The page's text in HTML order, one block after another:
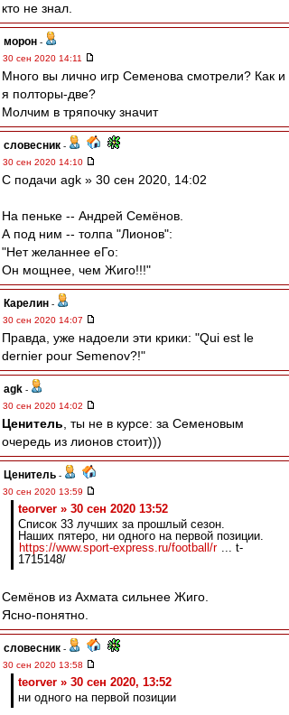
кто не знал.
морон -
30 сен 2020 14:11
Много вы лично игр Семенова смотрели? Как и
я полторы-две?
Молчим в тряпочку значит
словесник -
30 сен 2020 14:10
С подачи agk » 30 сен 2020, 14:02
На пеньке -- Андрей Семёнов.
А под ним -- толпа "Лионов":
"Нет желаннее еГо:
Он мощнее, чем Жиго!!!"
Карелин -
30 сен 2020 14:07
Правда, уже надоели эти крики: "Qui est le
dernier pour Semenov?!"
agk -
30 сен 2020 14:02
Ценитель , ты не в курсе: за Семеновым
очередь из лионов стоит)))
Ценитель -
30 сен 2020 13:59
teorver » 30 сен 2020 13:52
Список 33 лучших за прошлый сезон.
Наших пятеро, ни одного на первой позиции.
https://www.sport-express.ru/football/r ... t-
1715148/
Семёнов из Ахмата сильнее Жиго.
Ясно-понятно.
словесник -
30 сен 2020 13:58
teorver » 30 сен 2020, 13:52
ни одного на первой позиции